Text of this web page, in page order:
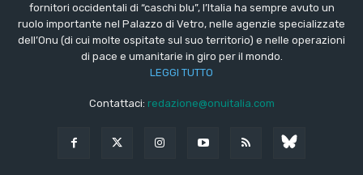
fornitori occidentali di “caschi blu”, l’Italia ha sempre avuto un
ruolo importante nel Palazzo di Vetro, nelle agenzie specializzate
dell’Onu (di cui molte ospitate sul suo territorio) e nelle operazioni
di pace e umanitarie in giro per il mondo.
LEGGI TUTTO
Contattaci: redazione@onuitalia.com